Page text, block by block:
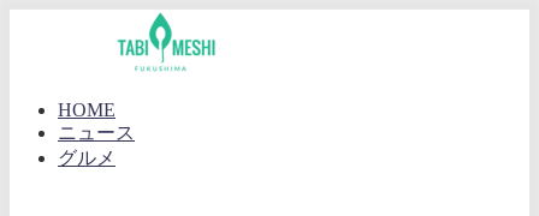
HOME
ニュース
グルメ